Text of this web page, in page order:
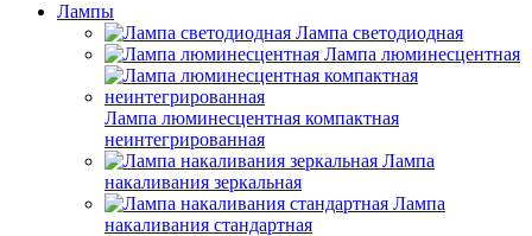
Лампы
Лампа светодиодная
Лампа люминесцентная
Лампа люминесцентная компактная
неинтегрированная
Лампа
накаливания зеркальная
Лампа
накаливания стандартная